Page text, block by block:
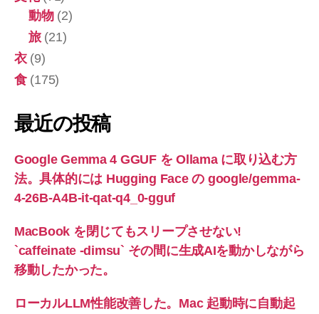
動物(2)
旅(21)
衣(9)
食(175)
最近の投稿
Google Gemma 4 GGUF を Ollama に取り込む方
法。具体的には Hugging Face の google/gemma-
4-26B-A4B-it-qat-q4_0-gguf
MacBook を閉じてもスリープさせない!
`caffeinate -dimsu` その間に生成AIを動かしながら
移動したかった。
ローカルLLM性能改善した。Mac 起動時に自動起